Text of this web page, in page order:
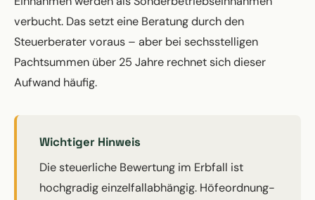
verbucht. Das setzt eine Beratung durch den
Steuerberater voraus – aber bei sechsstelligen
Pachtsummen über 25 Jahre rechnet sich dieser
Aufwand häufig.
Wichtiger Hinweis
Die steuerliche Bewertung im Erbfall ist
hochgradig einzelfallabhängig. Höfeordnung-